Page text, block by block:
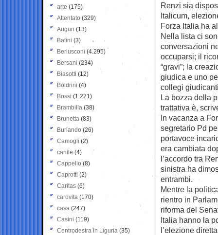
Renzi sia
Italicum,
Forza Italia ha
Nella lista ci
conversazioni
occuparsi; il
“gravi”; la
giudica e uno
collegi
La bozza della
trattativa è,
In vacanza a
segretario Pd
portavoce
era cambiata
l’accordo tra
sinistra ha
entrambi.
Mentre la
rientro in
riforma del
Italia hanno la
l’elezione
arte (175)
Attentato (329)
Auguri (13)
Batini (3)
Berlusconi (4.295)
Bersani (234)
Biasotti (12)
Boldrini (4)
Bossi (1.221)
Brambilla (38)
Brunetta (83)
Burlando (26)
Camogli (2)
canile (4)
Cappello (8)
Caprotti (2)
Caritas (6)
carovita (170)
casa (247)
Casini (119)
Centrodestra in Liguria (35)